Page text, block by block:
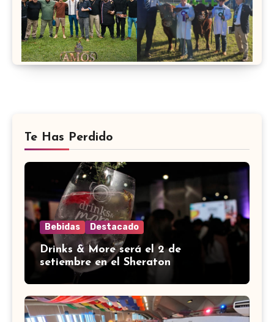
Te Has Perdido
Bebidas Destacado
Drinks & More será el 2 de
setiembre en el Sheraton